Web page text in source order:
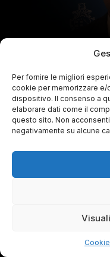
Per fornire le migliori
cookie per memorizzare
dispositivo. Il consenso a
elaborare dati come il
questo sito. Non
negativamente su alcune